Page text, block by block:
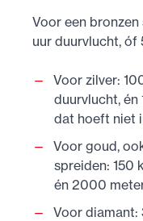
Voor een
uur duurvlucht,
Voor zilver:
duurvlucht,
dat hoeft niet
Voor goud,
spreiden: 150
én 2000
Voor